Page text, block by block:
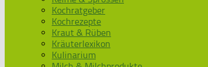
Kochratgeber
Kochrezepte
Kraut & Rüben
Kräuterlexikon
Kulinarium